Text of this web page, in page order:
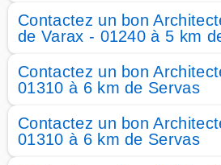
Contactez un bon
de Varax - 01240 à 5 km
Contactez un bon
01310 à 6 km de Servas
Contactez un bon
01310 à 6 km de Servas